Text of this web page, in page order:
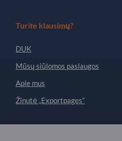
Turite klausimų?
DUK
Mūsų siūlomos paslaugos
Apie mus
Žinutė „Exportpages“